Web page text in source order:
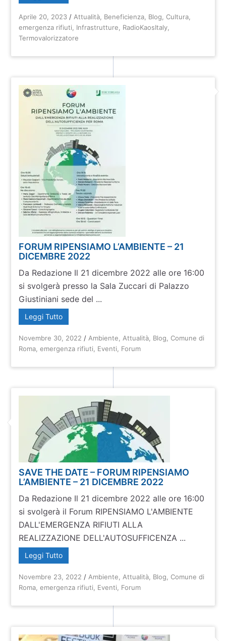
Aprile 20, 2023 / Attualità Beneficienza Blog ,Cultura
emergenza rifiuti
Infrastrutture RadioKaosItaly
Termovalorizzatore
FORUM RIPENSIAMO L’AMBIENTE – 21
DICEMBRE 2022
Da Redazione Il 21 dicembre 2022 alle ore 16:00
si svolgerà presso la Sala Zuccari di Palazzo
Giustiniani sede del ...
Leggi Tutto
Novembre 30, 2022 / Ambiente Attualità Blog ,Comune di
Roma ,emergenza rifiuti Eventi Forum
SAVE THE DATE – FORUM RIPENSIAMO
L’AMBIENTE – 21 DICEMBRE 2022
Da Redazione Il 21 dicembre 2022 alle ore 16:00
si svolgerà il Forum RIPENSIAMO L'AMBIENTE
DALL'EMERGENZA RIFIUTI ALLA
REALIZZAZIONE DELL'AUTOSUFFICENZA ...
Leggi Tutto
Novembre 23, 2022 / Ambiente Attualità Blog ,Comune di
Roma ,emergenza rifiuti Eventi Forum